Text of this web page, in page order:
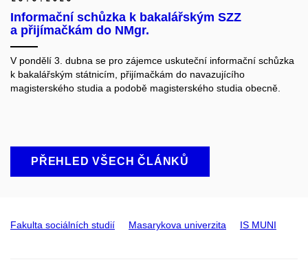
Informační schůzka k bakalářským SZZ
a přijímačkám do NMgr.
V pondělí 3. dubna se pro zájemce uskuteční informační schůzka
k bakalářským státnicím, přijímačkám do navazujícího
magisterského studia a podobě magisterského studia obecně.
PŘEHLED VŠECH ČLÁNKŮ
Fakulta sociálních studií Masarykova univerzita IS MUNI